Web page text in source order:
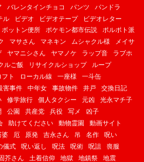
バレンタインチョコ パンツ
パンドラ
ル ビデオ ビデオテープ
ビデオレター
ボットン便所 ポケモン都市伝説
ポルポト派
マサさん マネキン ムシャクル様
メイサ
ヤマニシさん ヤマノケ ラップ音
ラブホ
ルご飯 リサイクルショップ
ループ
フト ローカル線 一座様
一斗缶
害事件 中年女 事故物件 井戸
交換日記
修学旅行 個人タクシー 元凶
光永マチ子
公園 共産党 兵役 写メ
凶子
助けてください 動物霊園
動画サイト
婆 厄 原発 吉永さん 吊 名作
呪い
儀式 呪い返し 呪法 呪術 呪詛
喪服
芥さん 土着信仰 地獄 地鎮祭
地震